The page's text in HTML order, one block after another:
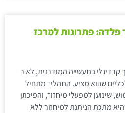
פלדה: פתרונות למרכז
קרדינלי בתעשייה המודרנית, לאור
שהוא מציע. התהליך מתחיל
שינוען למפעלי מיחזור, והפיכתן
מתכת הניתנת למיחזור ללא